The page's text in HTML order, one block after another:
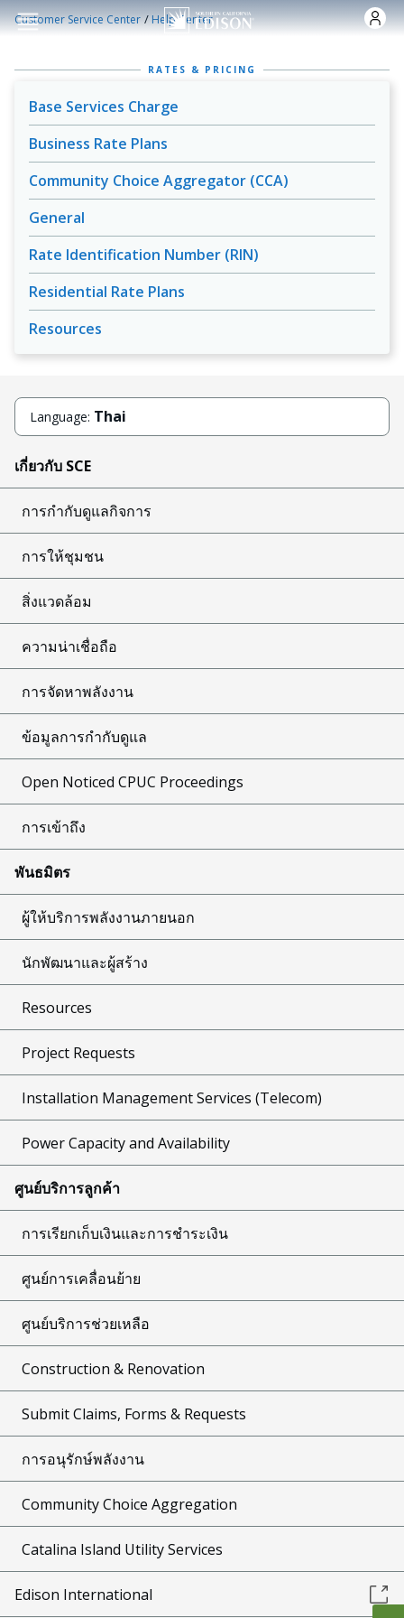
Skip to main content
Customer Service Center /Help Center
RATES & PRICING
Base Services Charge
Business Rate Plans
Community Choice Aggregator (CCA)
General
Rate Identification Number (RIN)
Residential Rate Plans
Resources
Language: Thai
เกี่ยวกับ SCE
การกำกับดูแลกิจการ
การให้ชุมชน
สิ่งแวดล้อม
ความน่าเชื่อถือ
การจัดหาพลังงาน
ข้อมูลการกำกับดูแล
Open Noticed CPUC Proceedings
การเข้าถึง
พันธมิตร
ผู้ให้บริการพลังงานภายนอก
นักพัฒนาและผู้สร้าง
Resources
Project Requests
Installation Management Services (Telecom)
Power Capacity and Availability
ศูนย์บริการลูกค้า
การเรียกเก็บเงินและการชำระเงิน
ศูนย์การเคลื่อนย้าย
ศูนย์บริการช่วยเหลือ
Construction & Renovation
Submit Claims, Forms & Requests
การอนุรักษ์พลังงาน
Community Choice Aggregation
Catalina Island Utility Services
Edison International